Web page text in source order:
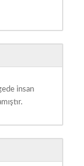
insan